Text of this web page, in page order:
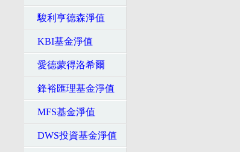
駿利亨德森淨值
KBI基金淨值
愛德蒙得洛希爾
鋒裕匯理基金淨值
MFS基金淨值
DWS投資基金淨值